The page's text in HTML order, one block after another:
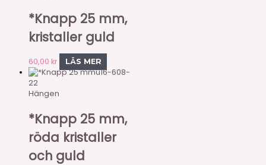
*Knapp 25 mm,
kristaller guld
60,00 kr LÄS MER
u16-608-
22
Hängen
*Knapp 25 mm,
röda kristaller
och guld